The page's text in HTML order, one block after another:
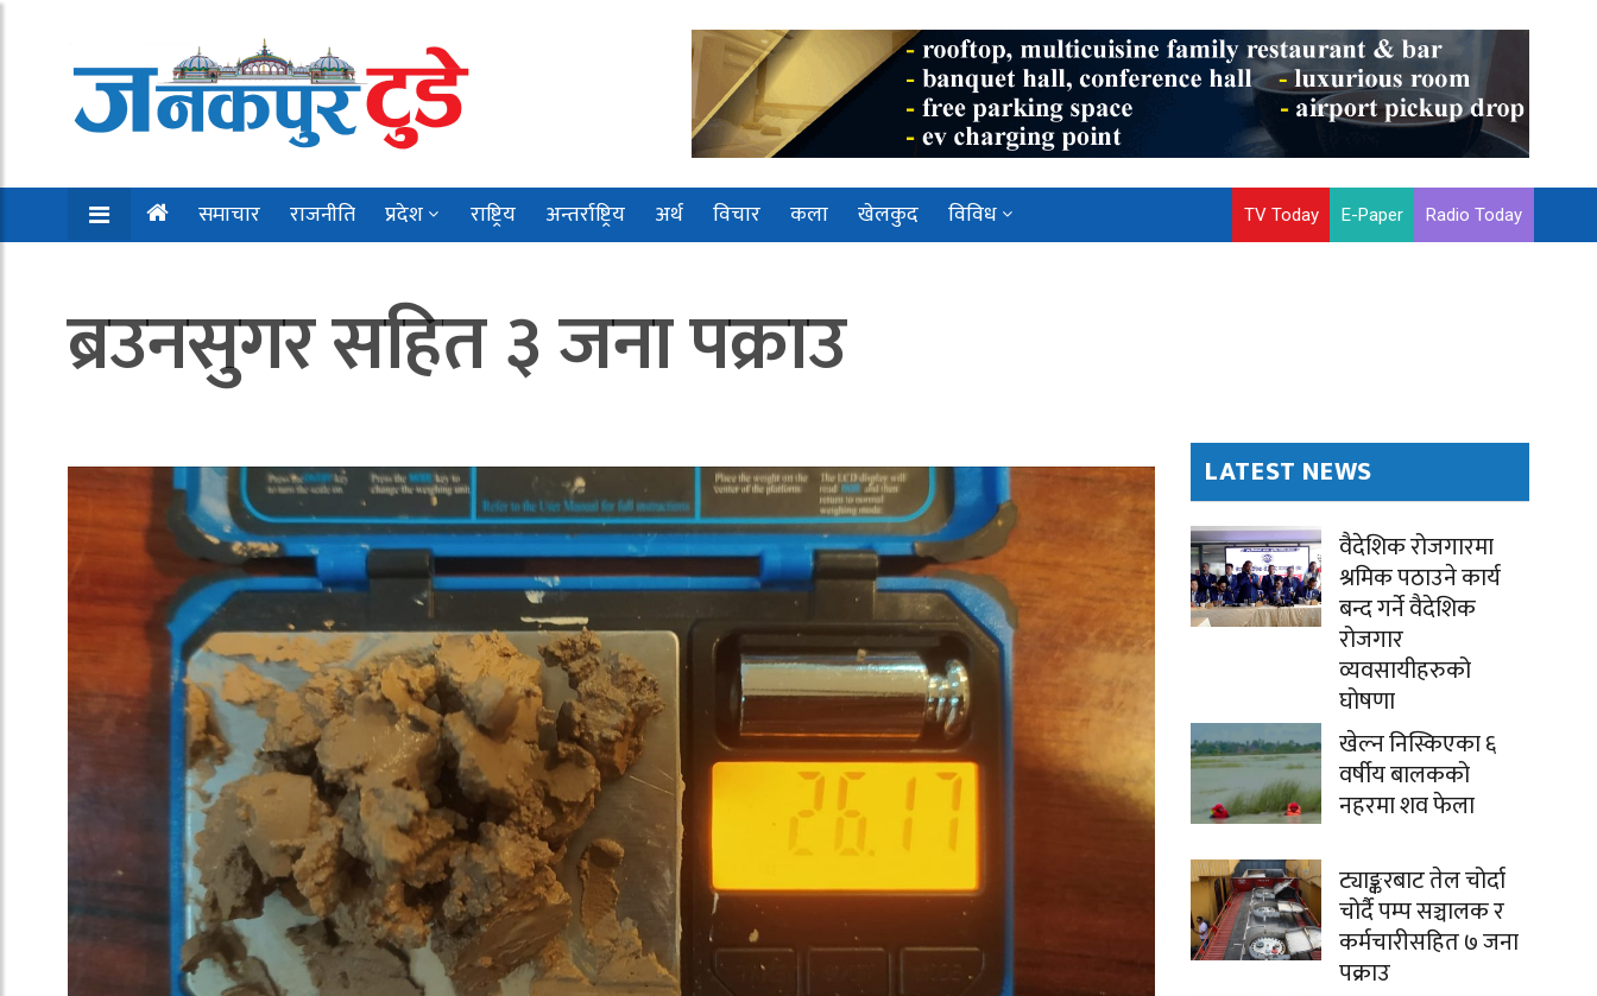
समाचार राजनीति प्रदेश राष्ट्रिय अन्तर्राष्ट्रिय अर्थ विचार कला खेलकुद विविध TV Today E-Paper Radio Today
ब्रउनसुगर सहित ३ जना पक्राउ
LATEST NEWS
वैदेशिक रोजगारमा
श्रमिक पठाउने कार्य
बन्द गर्ने वैदेशिक
रोजगार
व्यवसायीहरुको
घोषणा
खेल्न निस्किएका ६
वर्षीय बालकको
नहरमा शव फेला
ट्याङ्करबाट तेल चोर्दा
चोर्दै पम्प सञ्चालक र
कर्मचारीसहित ७ जना
पक्राउ